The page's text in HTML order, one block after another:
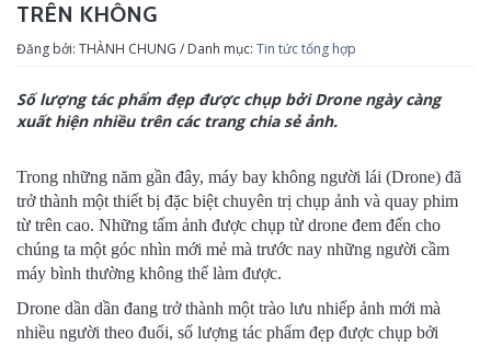
TRÊN KHÔNG
Đăng bởi: THÀNH CHUNG / Danh mục: Tin tức tổng hợp
Số lượng tác phẩm đẹp được chụp bởi Drone ngày càng
xuất hiện nhiều trên các trang chia sẻ ảnh.
Trong những năm gần đây, máy bay không người lái (Drone) đã
trở thành một thiết bị đặc biệt chuyên trị chụp ảnh và quay phim
từ trên cao. Những tấm ảnh được chụp từ drone đem đến cho
chúng ta một góc nhìn mới mẻ mà trước nay những người cầm
máy bình thường không thể làm được.
Drone dần dần đang trở thành một trào lưu nhiếp ảnh mới mà
nhiều người theo đuổi, số lượng tác phẩm đẹp được chụp bởi